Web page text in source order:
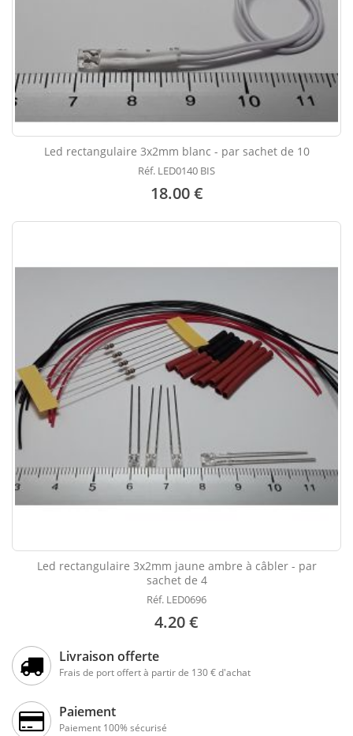
Led rectangulaire 3x2mm blanc - par sachet de 10
Réf. LED0140 BIS
18.00 €
Led rectangulaire 3x2mm jaune ambre à câbler - par
sachet de 4
Réf. LED0696
4.20 €
Livraison offerte
Frais de port offert à partir de 130 € d'achat
Paiement
Paiement 100% sécurisé